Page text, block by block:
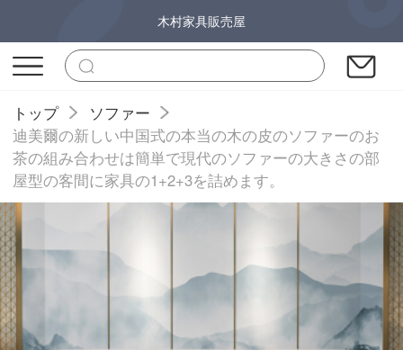
木村家具販売屋
トップ
ソファー
迪美爾の新しい中国式の本当の木の皮のソファーのお
茶の組み合わせは簡単で現代のソファーの大きさの部
屋型の客間に家具の1+2+3を詰めます。